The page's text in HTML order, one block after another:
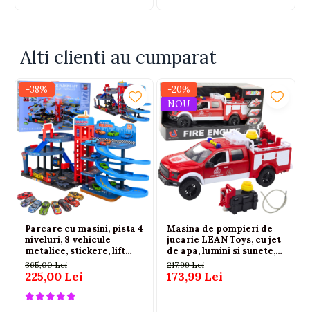
Alti clienti au cumparat
-38%
Parcare cu masini, pista 4
niveluri, 8 vehicule
metalice, stickere, lift
manual, 3 ani+
365,00 Lei
225,00 Lei
-20%
NOU
Masina de pompieri de
jucarie LEAN Toys, cu jet
de apa, lumini si sunete,
scara 1:12, alb si rosu, 3
ani+
217,99 Lei
173,99 Lei